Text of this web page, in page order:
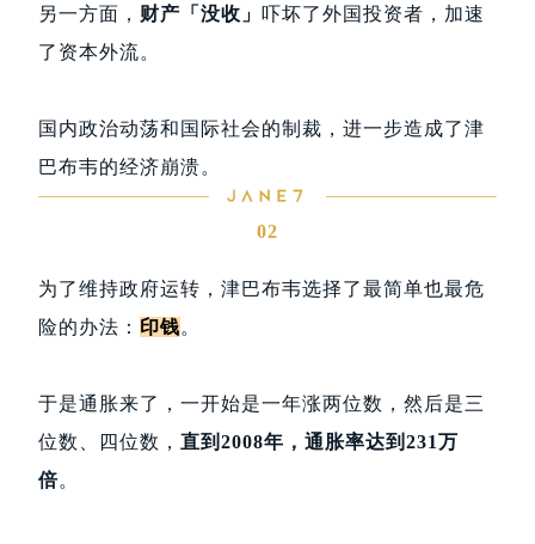
另一方面， 财产「没收」 吓坏了外国投资者，加速
了资本外流。
国内政治动荡和国际社会的制裁，进一步造成了津
巴布韦的经济崩溃。
02
为了维持政府运转，津巴布韦选择了最简单也最危
险的办法： 印钱。
于是通胀来了，一开始是一年涨两位数，然后是三
位数、四位数， 直到2008年，通胀率达到231万
倍。